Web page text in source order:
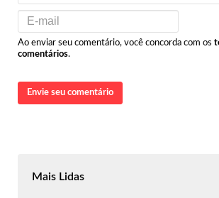
Ao enviar seu comentário, você concorda com os
comentários.
Envie seu comentário
Mais Lidas